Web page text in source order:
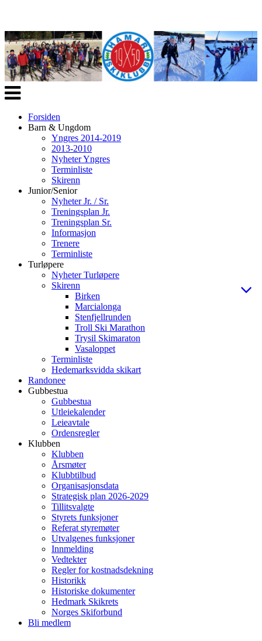
Veksle
navigasjon
Forsiden
Barn & Ungdom
Yngres 2014-2019
2013-2010
Nyheter Yngres
Terminliste
Skirenn
Junior/Senior
Nyheter Jr. / Sr.
Treningsplan Jr.
Treningsplan Sr.
Informasjon
Trenere
Terminliste
Turløpere
Nyheter Turløpere
Skirenn
Birken
Marcialonga
Stenfjellrunden
Troll Ski Marathon
Trysil Skimaraton
Vasaloppet
Terminliste
Hedemarksvidda skikart
Randonee
Gubbestua
Gubbestua
Utleiekalender
Leieavtale
Ordensregler
Klubben
Klubben
Årsmøter
Klubbtilbud
Organisasjonsdata
Strategisk plan 2026-2029
Tillitsvalgte
Styrets funksjoner
Referat styremøter
Utvalgenes funksjoner
Innmelding
Vedtekter
Regler for kostnadsdekning
Historikk
Historiske dokumenter
Hedmark Skikrets
Norges Skiforbund
Bli medlem